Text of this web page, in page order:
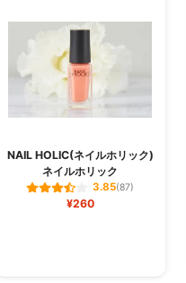
NAIL HOLIC(ネイルホリック)
ネイルホリック
3.85(87)
¥260